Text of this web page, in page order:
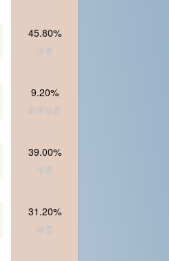
45.80%
珍贵
9.20%
非常珍贵
39.00%
珍贵
31.20%
珍贵